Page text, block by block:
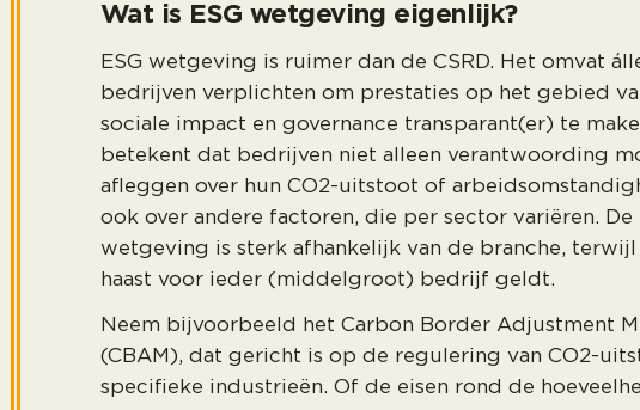
Wat is ESG wetgeving eigenlijk?
ESG wetgeving is ruimer dan de CSRD. Het omvat
bedrijven verplichten om prestaties op het gebied
sociale impact en governance transparant(er) te
betekent dat bedrijven niet alleen verantwoording
afleggen over hun CO2-uitstoot of
ook over andere factoren, die per sector variëren. De
wetgeving is sterk afhankelijk van de branche, terwijl
haast voor ieder (middelgroot) bedrijf geldt.
Neem bijvoorbeeld het Carbon Border Adjustment
(CBAM), dat gericht is op de regulering van CO2-
specifieke industrieën. Of de eisen rond de